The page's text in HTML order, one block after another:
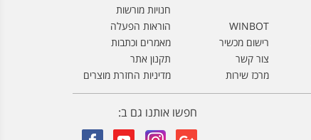
חנויות מורשות
הוראות הפעלה
מאמרים וכתבות
תקנון אתר
מדיניות החזרת מוצרים
WINBOT
רישום מכשיר
צור קשר
מרכז שירות
חפשו אותנו גם ב: